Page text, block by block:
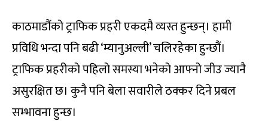
काठमाडौंको ट्राफिक प्रहरी एकदमै व्यस्त हुन्छन्। हामी
प्रविधि भन्दा पनि बढी ‘म्यानुअल्ली’ चलिरहेका हुन्छौं।
ट्राफिक प्रहरीको पहिलो समस्या भनेको आफ्नो जीउ ज्यानै
असुरक्षित छ। कुनै पनि बेला सवारीले ठक्कर दिने प्रबल
सम्भावना हुन्छ।